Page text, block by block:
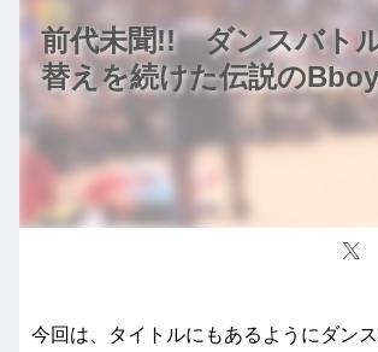
前代未聞!! ダンスバト
替えを続けた伝説の
今回は、タイトルにもあるようにダン